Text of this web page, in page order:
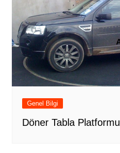
Genel Bilgi
Döner Tabla Platformu